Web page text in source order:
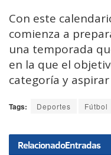
Con este
comienza a
una temporada
en la que el
categoría y
Tags: Deportes Fútbol
RelacionadoEntradas